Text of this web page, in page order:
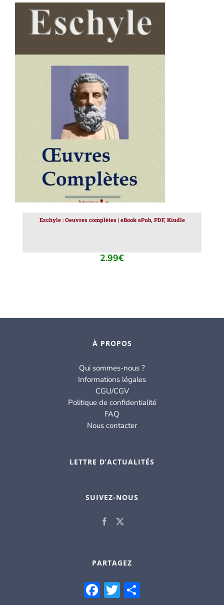
initial
était :
129.00€.
actuel
est :
39.00€.
AJOUTER AU PANIER
Eschyle : Oeuvres complètes | eBook ePub, PDF, Kindle
2.99€
À PROPOS
Qui sommes-nous ?
Informations légales
CGU/CGV
Politique de confidentialité
FAQ
Nous contacter
LETTRE D’ACTUALITÉS
SUIVEZ-NOUS
PARTAGEZ
Facebook
Twitter